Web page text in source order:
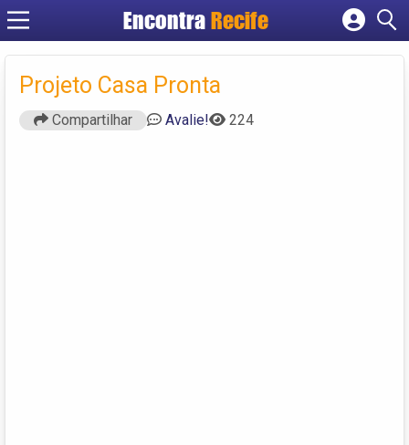
Encontra Recife
Cadastrar empresa
Criar conta
Projeto Casa Pronta
Compartilhar Avalie! 224